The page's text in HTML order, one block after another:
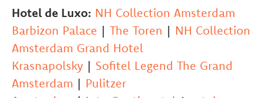
Hotel de Luxo: NH Collection Amsterdam
Barbizon Palace | The Toren | NH Collection
Amsterdam Grand Hotel
Krasnapolsky | Sofitel Legend The Grand
Amsterdam | Pulitzer